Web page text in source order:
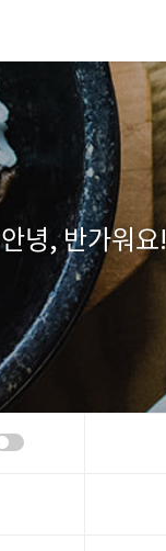
안녕, 반가워요!